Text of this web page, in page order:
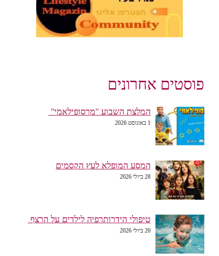
פוסטים אחרונים
המלצת השבוע "מרסופילאמי"
1 באוגוסט 2026
המסע המופלא לעץ הקסמים
28 ביולי 2026
טיפולי הידרותרפיה לילדים על הרצף
20 ביולי 2026